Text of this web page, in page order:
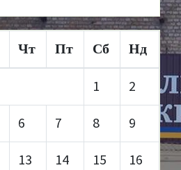
Чт Пт Сб Нд
1 2
6 7 8 9
13 14 15 16